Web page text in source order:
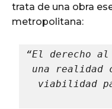
trata de una obra
metropolitana:
“El derecho
una realidad
viabilidad